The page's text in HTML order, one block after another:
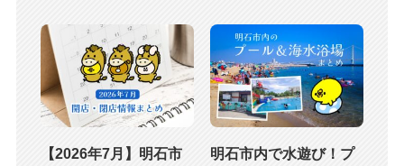
【2026年7月】明石市
明石市内で水遊び！プ